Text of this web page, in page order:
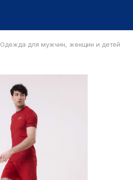
Одежда для мужчин, женщин и детей